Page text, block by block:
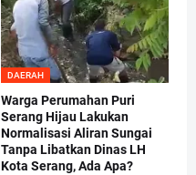
DAERAH
Warga Perumahan Puri
Serang Hijau Lakukan
Normalisasi Aliran Sungai
Tanpa Libatkan Dinas LH
Kota Serang, Ada Apa?